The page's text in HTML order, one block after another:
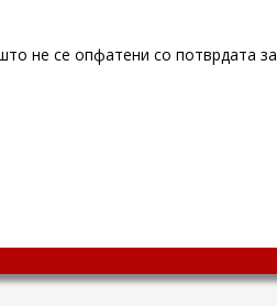
не се опфатени со потврдата за